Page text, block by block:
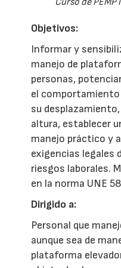
Objetivos:
Informar y
manejo de
personas,
el comportamiento
su
altura, establecer
manejo práctico y
exigencias legales
riesgos laborales.
en la norma UNE
Dirigido a:
Personal que
aunque sea de
plataforma